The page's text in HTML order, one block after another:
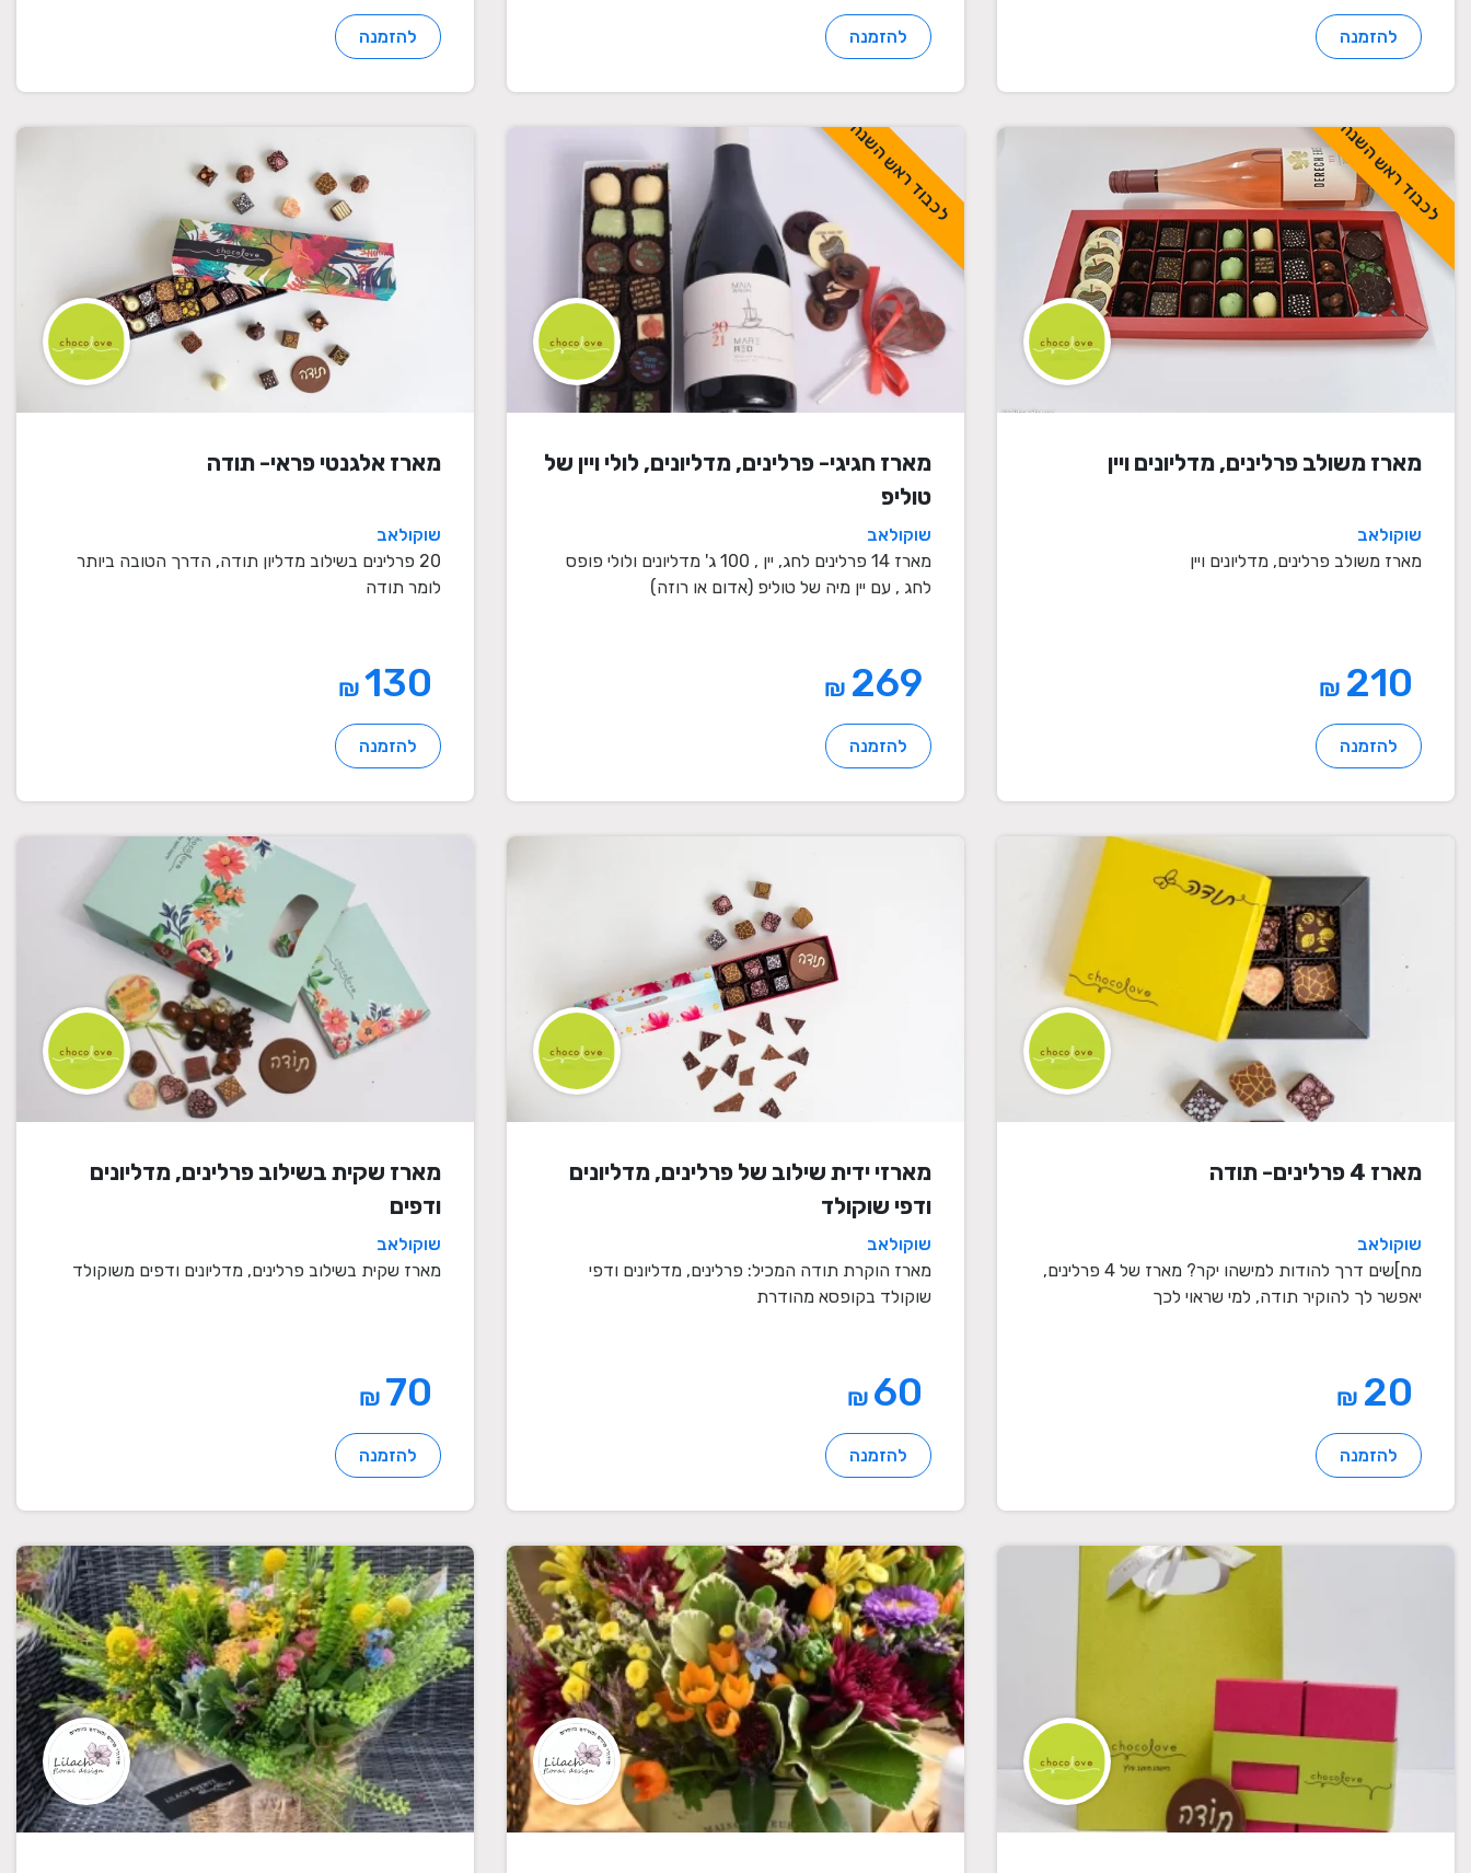
להזמנה להזמנה להזמנה
לכבוד ראש השנה
מארז משולב פרלינים, מדליונים ויין
שוקולאב
מארז משולב פרלינים, מדליונים ויין
₪
להזמנה
לכבוד ראש השנה
מארז חגיגי- פרלינים, מדליונים, לולי ויין של
טוליפ
שוקולאב
מארז 14 פרלינים לחג, יין , 100 ג' מדליונים ולולי פופס
לחג , עם יין מיה של טוליפ (אדום או רוזה)
₪
להזמנה
מארז אלגנטי פראי- תודה
שוקולאב
20 פרלינים בשילוב מדליון תודה, הדרך הטובה ביותר
לומר תודה
₪
להזמנה
מארז 4 פרלינים- תודה
שוקולאב
מח]שים דרך להודות למישהו יקר? מארז של 4 פרלינים,
יאפשר לך להוקיר תודה, למי שראוי לכך
₪
להזמנה
מארזי ידית שילוב של פרלינים, מדליונים
ודפי שוקולד
שוקולאב
מארז הוקרת תודה המכיל: פרלינים, מדליונים ודפי
שוקולד בקופסא מהודרת
₪
להזמנה
מארז שקית בשילוב פרלינים, מדליונים
ודפים
שוקולאב
מארז שקית בשילוב פרלינים, מדליונים ודפים משוקולד
₪
להזמנה